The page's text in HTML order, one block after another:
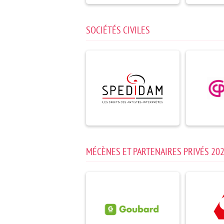
SOCIÉTÉS CIVILES
MÉCÈNES ET PARTENAIRES PRIVÉS